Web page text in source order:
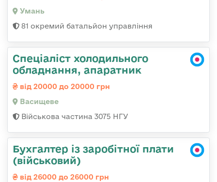
Умань
81 окремий батальйон управління
Спеціаліст холодильного
обладнання, апаратник
від 20000 до 20000 грн
Васищеве
Військова частина 3075 НГУ
Бухгалтер із заробітної плати
(військовий)
від 26000 до 26000 грн